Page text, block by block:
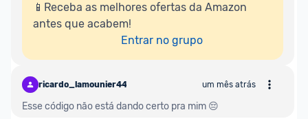
📱Receba as melhores ofertas da Amazon
antes que acabem!
Entrar no grupo
ricardo_lamounier44620 um mês atrás
Esse código não está dando certo pra mim 😔